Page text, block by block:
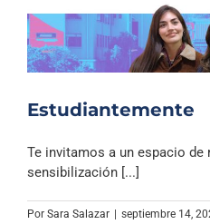
Estudiantemente
Te invitamos a un espacio
sensibilización [...]
Por Sara Salazar | septiembre 14,